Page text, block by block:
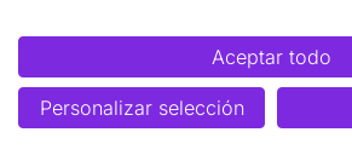
Auditorías de IApara evaluar
equidad de los algoritmos.
Aceptar todo
Personalizar selección